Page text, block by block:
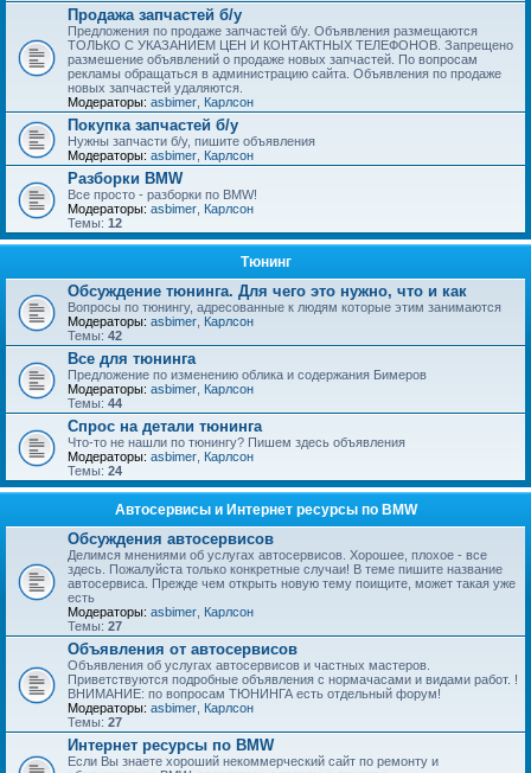
Продажа запчастей б/у
Предложения по продаже запчастей б/у. Объявления размещаются
ТОЛЬКО С УКАЗАНИЕМ ЦЕН И КОНТАКТНЫХ ТЕЛЕФОНОВ. Запрещено
размешение объявлений о продаже новых запчастей. По вопросам
рекламы обращаться в администрацию сайта. Объявления по продаже
новых запчастей удаляются.
Модераторы: asbimer Карлсон
Покупка запчастей б/у
Нужны запчасти б/у, пишите объявления
Модераторы: asbimer Карлсон
Разборки BMW
Все просто - разборки по BMW!
Модераторы: asbimer Карлсон
Темы: 12
Тюнинг
Обсуждение тюнинга. Для чего это нужно, что и как
Вопросы по тюнингу, адресованные к людям которые этим занимаются
Модераторы: asbimer Карлсон
Темы: 42
Все для тюнинга
Предложение по изменению облика и содержания Бимеров
Модераторы: asbimer Карлсон
Темы: 44
Спрос на детали тюнинга
Что-то не нашли по тюнингу? Пишем здесь объявления
Модераторы: asbimer Карлсон
Темы: 24
Автосервисы и Интернет ресурсы по BMW
Обсуждения автосервисов
Делимся мнениями об услугах автосервисов. Хорошее, плохое - все
здесь. Пожалуйста только конкретные случаи! В теме пишите название
автосервиса. Прежде чем открыть новую тему поищите, может такая уже
есть
Модераторы: asbimer Карлсон
Темы: 27
Объявления от автосервисов
Объявления об услугах автосервисов и частных мастеров.
Приветствуются подробные объявления с нормачасами и видами работ. !
ВНИМАНИЕ: по вопросам ТЮНИНГА есть отдельный форум!
Модераторы: asbimer Карлсон
Темы: 27
Интернет ресурсы по BMW
Если Вы знаете хороший некоммерческий сайт по ремонту и